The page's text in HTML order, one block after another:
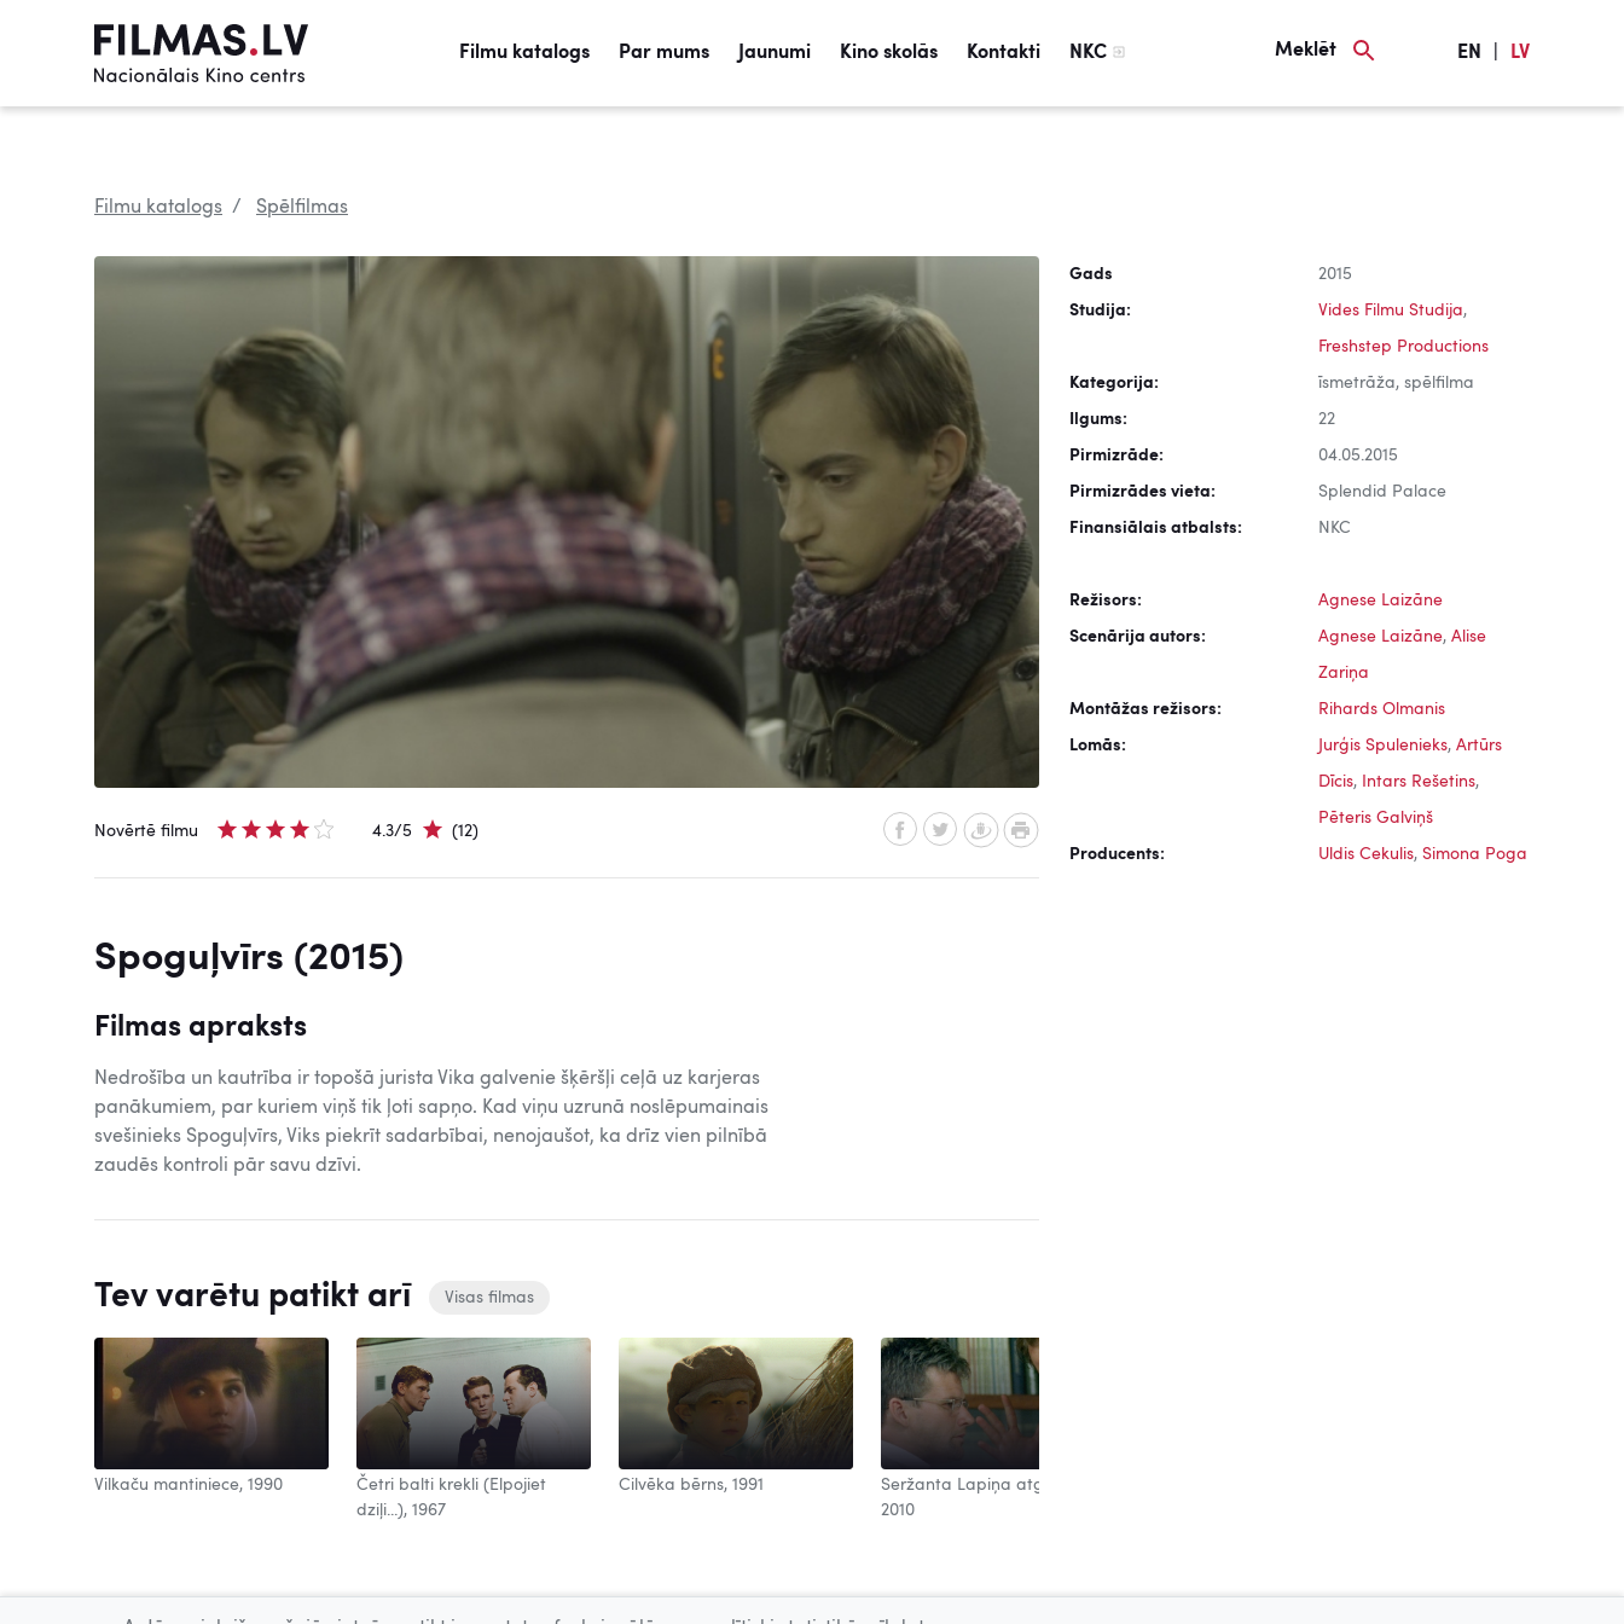
Filmu katalogs Par mums Jaunumi Kino skolās Kontakti NKC Meklēt EN LV
Filmu katalogs Spēlfilmas
Novērtē filmu 4.3/5 (12)
Spoguļvīrs (2015)
Filmas apraksts
Nedrošība un kautrība ir topošā jurista Vika galvenie šķēršļi ceļā uz karjeras
panākumiem, par kuriem viņš tik ļoti sapņo. Kad viņu uzrunā noslēpumainais
svešinieks Spoguļvīrs, Viks piekrīt sadarbībai, nenojaušot, ka drīz vien pilnībā
zaudēs kontroli pār savu dzīvi.
Tev varētu patikt arī Visas filmas
Vilkaču mantiniece, 1990
Četri balti krekli (Elpojiet
dziļi...), 1967
Cilvēka bērns, 1991
Seržanta Lapiņa atgriešanās,
2010
Gads 2015
Studija: Vides Filmu Studija,
Freshstep Productions
Kategorija: īsmetrāža, spēlfilma
Ilgums: 22
Pirmizrāde: 04.05.2015
Pirmizrādes vieta: Splendid Palace
Finansiālais atbalsts: NKC
Režisors: Agnese Laizāne
Scenārija autors: Agnese Laizāne, Alise
Zariņa
Montāžas režisors: Rihards Olmanis
Lomās: Jurģis Spulenieks, Artūrs
Dīcis, Intars Rešetins,
Pēteris Galviņš
Producents: Uldis Cekulis, Simona Poga